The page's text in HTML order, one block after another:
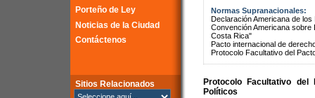
Porteño de Ley
Noticias de la Ciudad
Contáctenos
Sitios Relacionados
Normas Supranacionales:
Declaración Americana de
Convención Americana
Costa Rica"
Pacto internacional de
Protocolo Facultativo del
Protocolo Facultativo
Políticos